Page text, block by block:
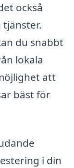
också
du snabbt
lokala
att
bäst för
i din